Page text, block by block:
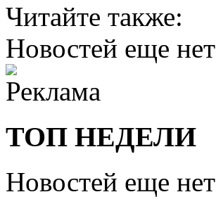
Читайте также:
Новостей еще нет
ТОП НЕДЕЛИ
Новостей еще нет